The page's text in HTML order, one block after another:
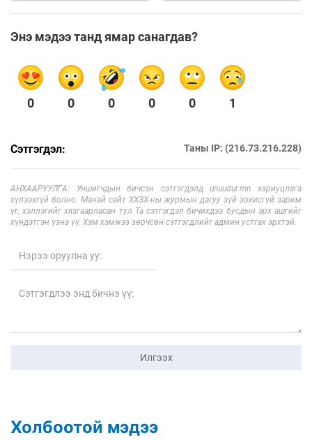
Энэ мэдээ танд ямар санагдав?
0 0 0 0 0 1
Сэтгэгдэл: Таны IP: (216.73.216.228)
АНХААРУУЛГА: Уншигчдын бичсэн сэтгэгдэлд unuudur.mn хариуцлага
хүлээхгүй болно. Манай сайт ХХЗХ-ны журмын дагуу зүй зохисгүй зарим
үг, хэллэгийг хязгаарласан тул Та сэтгэгдэл бичихдээ бусдын эрх ашгийг
хүндэтгэн үзнэ үү. Хэм хэмжээ зөрчсөн сэтгэгдлийг админ устгах эрхтэй.
Илгээх
Холбоотой мэдээ